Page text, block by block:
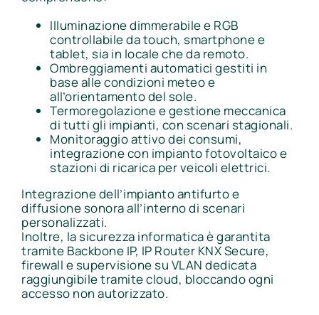
Illuminazione dimmerabile e RGB
controllabile da touch, smartphone e
tablet, sia in locale che da remoto.
Ombreggiamenti automatici gestiti in
base alle condizioni meteo e
all’orientamento del sole.
Termoregolazione e gestione meccanica
di tutti gli impianti, con scenari stagionali.
Monitoraggio attivo dei consumi,
integrazione con impianto fotovoltaico e
stazioni di ricarica per veicoli elettrici.
Integrazione dell’impianto antifurto e
diffusione sonora all’interno di scenari
personalizzati.
Inoltre, la sicurezza informatica è garantita
tramite Backbone IP, IP Router KNX Secure,
firewall e supervisione su VLAN dedicata
raggiungibile tramite cloud, bloccando ogni
accesso non autorizzato.